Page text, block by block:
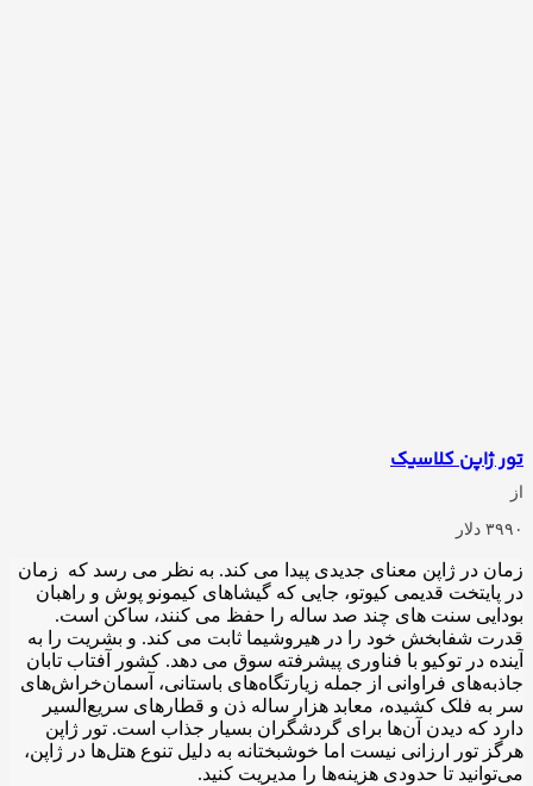
تور ژاپن کلاسیک
از
۳۹۹۰ دلار
زمان در ژاپن معنای جدیدی پیدا می کند. به نظر می رسد که زمان
در پایتخت قدیمی کیوتو، جایی که گیشاهای کیمونو پوش و راهبان
بودایی سنت های چند صد ساله را حفظ می کنند، ساکن است.
قدرت شفابخش خود را در هیروشیما ثابت می کند. و بشریت را به
آینده در توکیو با فناوری پیشرفته سوق می دهد. کشور آفتاب تابان
جاذبه‌های فراوانی از جمله زیارتگاه‌های باستانی، آسمان‌خراش‌های
سر به فلک کشیده، معابد هزار ساله ذن و قطارهای سریع‌السیر
دارد که دیدن آن‌ها برای گردشگران بسیار جذاب است. تور ژاپن
هرگز تور ارزانی نیست اما خوشبختانه به دلیل تنوع هتل‌ها در ژاپن،
می‌توانید تا حدودی هزینه‌ها را مدیریت کنید.